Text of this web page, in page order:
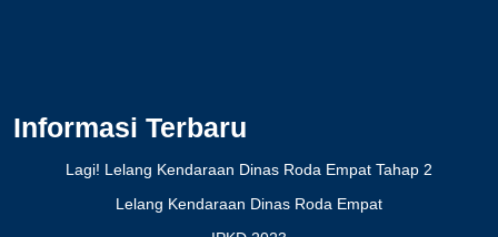
Informasi Terbaru
Lagi! Lelang Kendaraan Dinas Roda Empat Tahap 2
Lelang Kendaraan Dinas Roda Empat